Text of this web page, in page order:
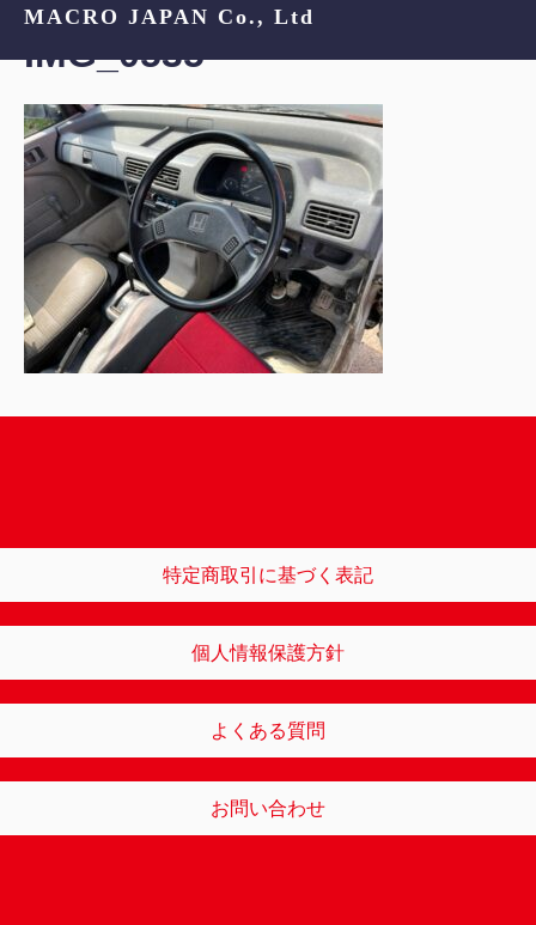
MACRO JAPAN Co., Ltd
IMG_0535
特定商取引に基づく表記
個人情報保護方針
よくある質問
お問い合わせ